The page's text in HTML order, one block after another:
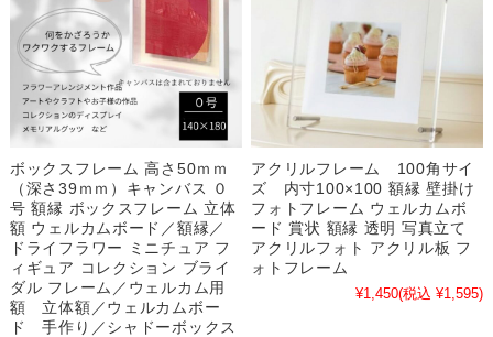
ボックスフレーム 高さ50ｍｍ
（深さ39ｍｍ）キャンバス ０
号 額縁 ボックスフレーム 立体
額 ウェルカムボード／額縁／
ドライフラワー ミニチュア フ
ィギュア コレクション ブライ
ダル フレーム／ウェルカム用
額 立体額／ウェルカムボー
ド 手作り／シャドーボックス
アクリルフレーム 100角サイ
ズ 内寸100×100 額縁 壁掛け
フォトフレーム ウェルカムボ
ード 賞状 額縁 透明 写真立て
アクリルフォト アクリル板 フ
ォトフレーム
¥1,450(税込 ¥1,595)